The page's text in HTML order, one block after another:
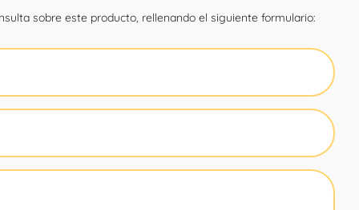
sobre este producto, rellenando el siguiente formulario: